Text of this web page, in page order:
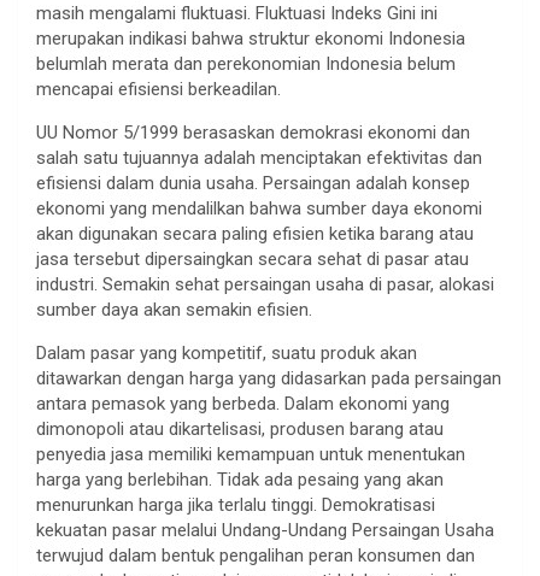
masih mengalami fluktuasi. Fluktuasi Indeks Gini ini
merupakan indikasi bahwa struktur ekonomi Indonesia
belumlah merata dan perekonomian Indonesia belum
mencapai efisiensi berkeadilan.
UU Nomor 5/1999 berasaskan demokrasi ekonomi dan
salah satu tujuannya adalah menciptakan efektivitas dan
efisiensi dalam dunia usaha. Persaingan adalah konsep
ekonomi yang mendalilkan bahwa sumber daya ekonomi
akan digunakan secara paling efisien ketika barang atau
jasa tersebut dipersaingkan secara sehat di pasar atau
industri. Semakin sehat persaingan usaha di pasar, alokasi
sumber daya akan semakin efisien.
Dalam pasar yang kompetitif, suatu produk akan
ditawarkan dengan harga yang didasarkan pada persaingan
antara pemasok yang berbeda. Dalam ekonomi yang
dimonopoli atau dikartelisasi, produsen barang atau
penyedia jasa memiliki kemampuan untuk menentukan
harga yang berlebihan. Tidak ada pesaing yang akan
menurunkan harga jika terlalu tinggi. Demokratisasi
kekuatan pasar melalui Undang-Undang Persaingan Usaha
terwujud dalam bentuk pengalihan peran konsumen dan